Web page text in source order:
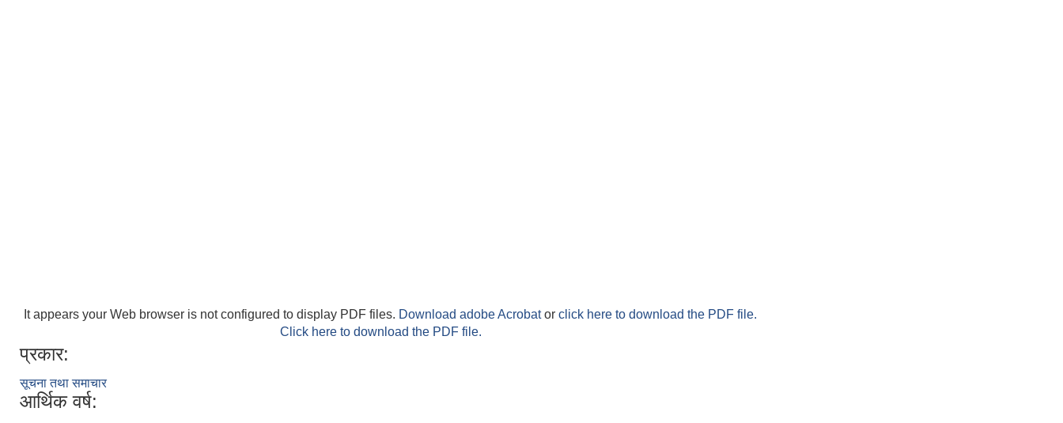
It appears your Web browser is not configured to display PDF files. Download adobe Acrobator click here to download the PDF file.
Click here to download the PDF file.
प्रकार:
सूचना तथा समाचार
आर्थिक वर्ष: